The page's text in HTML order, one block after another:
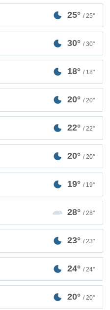
25° / 25°
30° / 30°
18° / 18°
20° / 20°
22° / 22°
20° / 20°
19° / 19°
28° / 28°
23° / 23°
24° / 24°
20° / 20°